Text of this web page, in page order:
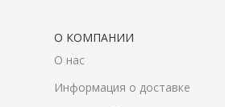
О КОМПАНИИ
О нас
Информация о доставке